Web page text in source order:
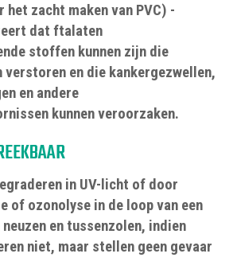
zacht maken van PVC) -
dat ftalaten
stoffen kunnen zijn die
verstoren en die kankergezwellen,
en andere
kunnen veroorzaken.
in UV-licht of door
of ozonolyse in de loop van een
en tussenzolen, indien
niet, maar stellen geen gevaar